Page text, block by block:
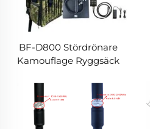
BF-D800 Stördrönare
Kamouflage Ryggsäck